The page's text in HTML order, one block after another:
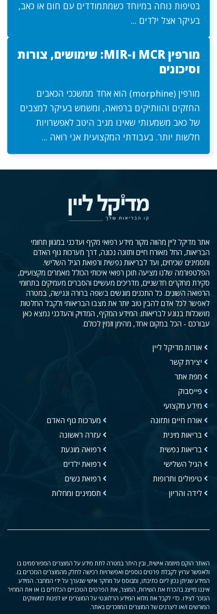
בטיפות נוחה במיוחד כשמתמודדים עם חום או כאב,
בעיקר אצל ילדים ...
מורפין MCR ו-MIR: שימושים, צורות
וסיכונים
מורפין (morphine) הוא אחד ממשככי הכאבים
החזקים והוותיקים ברפואה, ומשמש בעיקר למצבים
של כאב משמעותי שאינו מגיב היטב לאפשרויות
חלשות יותר. בעבודתי המקצועית אני רואה ...
אתר מדיקל ליין מהווה מקור מידע רפואי מקיף ועדכני במגוון תחומי
הבריאות, החל מאורח חיים ותזונה נכונה, דרך מערכות גוף האדם
ותסמינים שכיחים, ועד לבריאות נפשית ורפואת הגיל השלישי.
הפלטפורמה שלנו מציעה תוכן רפואי איכותי הכולל מאמרים מקצועיים,
סקירת מחקרים חדשניים, מדריכים מעשיים והסברים מעמיקים בתחומי
הרפואה השונים. כל התכנים מוגשים בשפה ברורה ונגישה, במטרה
לאפשר לכל אדם להבין טוב יותר את מצבו הבריאותי ולקבל החלטות
מושכלות בנוגע לבריאותו. המידע המקיף, המדויק והעדכני נמצא כאן
עבורכם - הכל במקום אחד, מהימן וזמין לכולם.
אודות מדיקל ליין
יצירת קשר
מפת אתר
פייסבוק
מידע מקצועי
אורח חיים ותזונה
בריאות מינית
בריאות נפשית
הגיל השלישי
טיפולים ותרופות
לידה והריון
מערכות גוף האדם
עזרה ראשונה
רפואה מונעת
רפואת ילדים
רפואת נשים
תסמינים ומחלות
האתר הוקם מיוזמה אישית, ובין היתר במטרה לתת מידע על המוצרים המפורסמים בו
ולאפשר ערוץ לקבלת פרטים נוספים ואפשרויות רכישה לחלק מהמוצרים הנזכרים בו.
המידע שניתן נכון ליום כתיבתו, ומבוסס על מחקר אישי שנערך על ידי המחבר. המידע
איננו מייצג בהכרח את השירות, המוצר, את הפרטים הטכניים הכלולים בו או את המחיר
הנזכר לצידו. כדי לקבל את מלוא המידע הרלוונטי על המוצרים יש לפנות למשווקים
המורשים ו/או ליצרנים של המוצרים המוזכרים באתר.